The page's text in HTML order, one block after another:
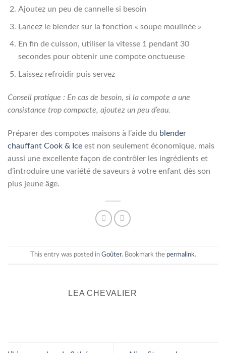
Ajoutez un peu de cannelle si besoin
Lancez le blender sur la fonction « soupe moulinée »
En fin de cuisson, utiliser la vitesse 1 pendant 30
secondes pour obtenir une compote onctueuse
Laissez refroidir puis servez
Conseil pratique : En cas de besoin, si la compote a une
consistance trop compacte, ajoutez un peu d’eau.
Préparer des compotes maisons à l’aide du blender
chauffant Cook & Ice est non seulement économique, mais
aussi une excellente façon de contrôler les ingrédients et
d’introduire une variété de saveurs à votre enfant dès son
plus jeune âge.
This entry was posted in Goûter. Bookmark the permalink.
LEA CHEVALIER